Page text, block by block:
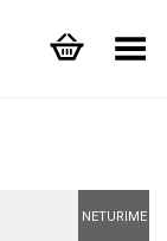
Toggle Menu
NETURIME